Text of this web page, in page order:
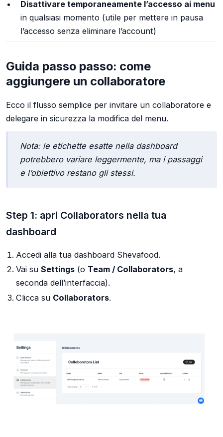
Disattivare temporaneamente l’accesso ai menu
in qualsiasi momento (utile per mettere in pausa
l’accesso senza eliminare l’account)
Guida passo passo: come
aggiungere un collaboratore
Ecco il flusso semplice per invitare un collaboratore e
delegare in sicurezza la modifica del menu.
Nota: le etichette esatte nella dashboard
potrebbero variare leggermente, ma i passaggi
e l’obiettivo restano gli stessi.
Step 1: apri Collaborators nella tua
dashboard
Accedi alla tua dashboard Shevafood.
Vai suSettings (o Team / Collaborators, a
seconda dell’interfaccia).
Clicca su Collaborators.